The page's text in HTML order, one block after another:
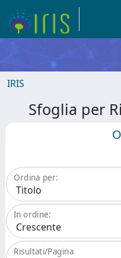
IRIS
Sfoglia per
Ordina per:
In ordine:
Risultati/Pagina